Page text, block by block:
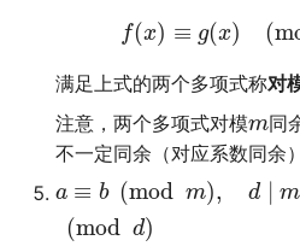
f(x) ≡ g(x) (
满足上式的两个多项式称对
注意，两个多项式对模m同
不一定同余（对应系数同余
a ≡ b (mod m), d ∣ m
(mod d)